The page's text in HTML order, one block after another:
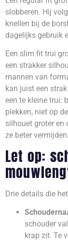
slobberen. Hij
knellen bij de
dagelijks gebruik
Een slim fit trui
een strakker
mannen van
kan juist een
een te kleine trui:
plekken, niet op
silhouet groter en
ze beter vermijden.
Let op:
Drie details die
schouder
krap zit. Te